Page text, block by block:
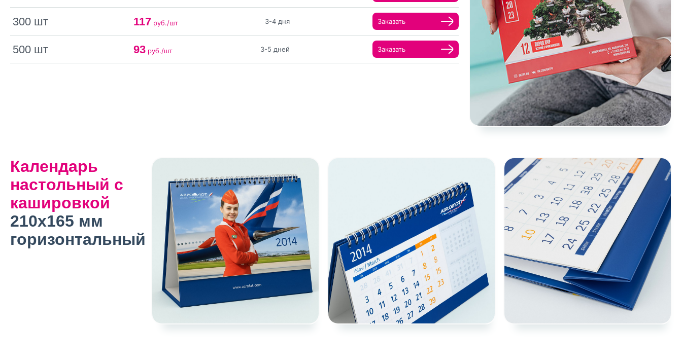
300 шт 117 руб./шт 3-4 дня Заказать
500 шт 93 руб./шт 3-5 дней Заказать
Календарь
настольный с
кашировкой
210х165 мм
горизонтальный